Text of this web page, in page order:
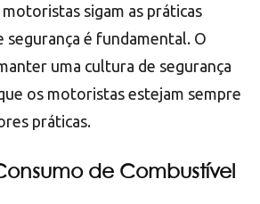
sigam as práticas
segurança é fundamental. O
uma cultura de segurança
os motoristas estejam sempre
práticas.
de Combustível